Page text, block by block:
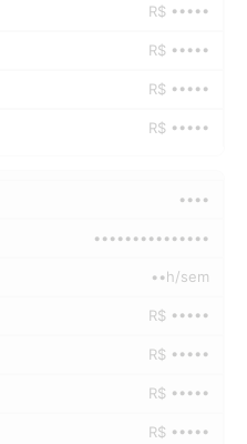
R$ •••••
R$ •••••
R$ •••••
R$ •••••
••••
•••••••••••••••
••h/sem
R$ •••••
R$ •••••
R$ •••••
R$ •••••